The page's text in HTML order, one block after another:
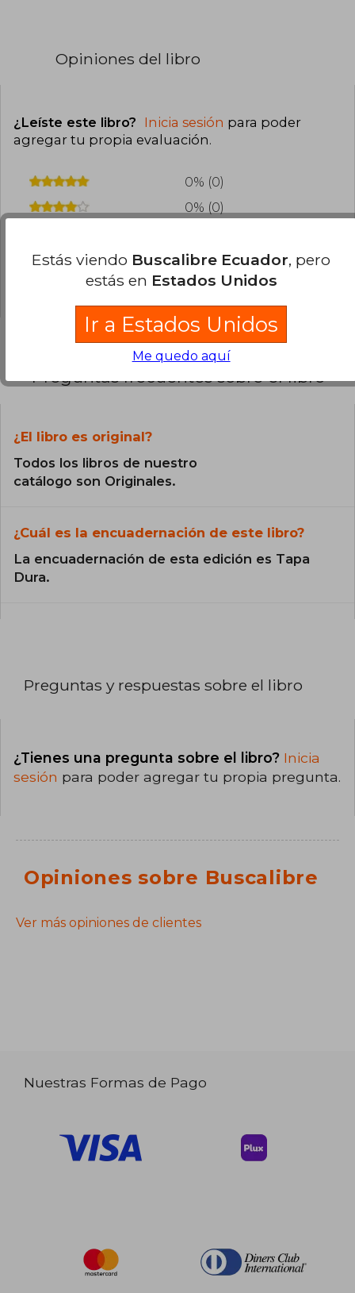
Opiniones del libro
¿Leíste este libro? Inicia sesión para poder
agregar tu propia evaluación.
0% (0)
0% (0)
0% (0)
0% (0)
Preguntas frecuentes sobre el libro
¿El libro es original?
Todos los libros de nuestro
catálogo son Originales.
¿Cuál es la encuadernación de este libro?
La encuadernación de esta edición es Tapa
Dura.
Preguntas y respuestas sobre el libro
¿Tienes una pregunta sobre el libro? Inicia
sesión para poder agregar tu propia pregunta.
Opiniones sobre Buscalibre
Ver más opiniones de clientes
Nuestras Formas de Pago
Estás viendo Buscalibre Ecuador, pero
estás en Estados Unidos
Ir a Estados Unidos
Me quedo aquí